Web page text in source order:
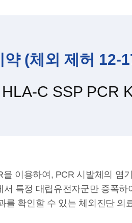
(체외 제허 12-
HLA-C SSP PCR
이용하여, PCR 시발체의 염
특정 대립유전자군만 증폭하
를 확인할 수 있는 체외진단 의